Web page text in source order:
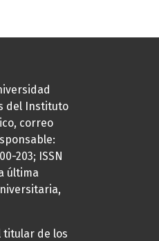
del Instituto
correo
203; ISSN
última
titular de los